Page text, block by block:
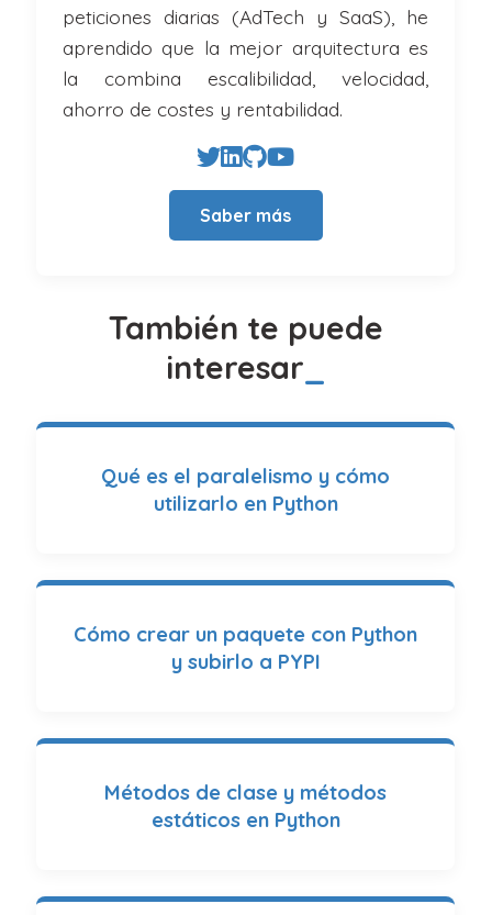
peticiones diarias (AdTech y SaaS), he
aprendido que la mejor arquitectura es
la combina escalibilidad, velocidad,
ahorro de costes y rentabilidad.
Saber más
También te puede
interesar
Qué es el paralelismo y cómo
utilizarlo en Python
Cómo crear un paquete con Python
y subirlo a PYPI
Métodos de clase y métodos
estáticos en Python